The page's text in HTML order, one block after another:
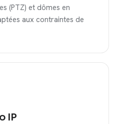
(PTZ) et dômes en
aux contraintes de
IP